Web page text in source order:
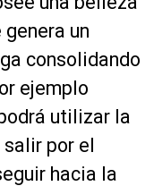
un
consolidando
ejemplo
utilizar la
por el
hacia la